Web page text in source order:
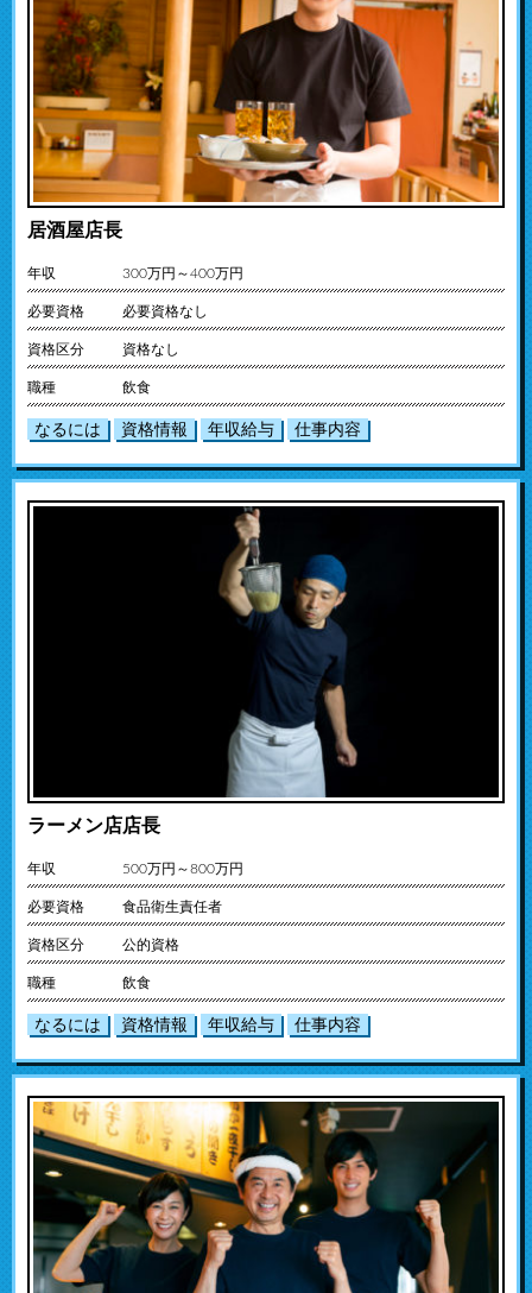
居酒屋店長
年収 300万円～400万円
必要資格 必要資格なし
資格区分 資格なし
職種 飲食
なるには 資格情報 年収給与 仕事内容
ラーメン店店長
年収 500万円～800万円
必要資格 食品衛生責任者
資格区分 公的資格
職種 飲食
なるには 資格情報 年収給与 仕事内容